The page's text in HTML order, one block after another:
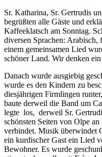
Sr. Katharina, Sr. Gertrudis
begrüßten alle Gäste und
Kaffeeklatsch am Sonntag.
diversen Sprachen:
einem gemeinsamen Lied
schöner Land. Wir denken
Danach wurde ausgiebig
wurde es den Kindern zu
diesjährigen Firmlingen
baute derweil die Band um
legte los, derweil Sr.
schönsten Seiten von Olpe
verbindet. Musik überwindet
ein kurdischer Gast ein Lied
Bewohner. Es wurde